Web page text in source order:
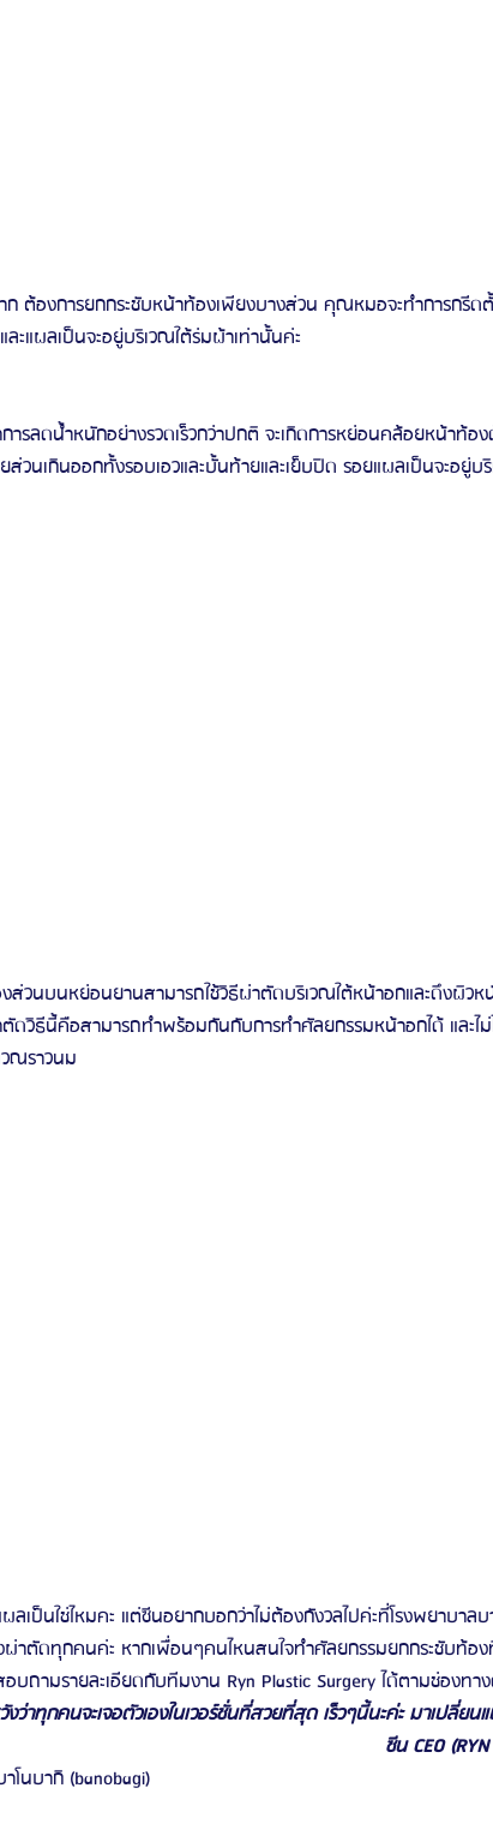
ต้องการยกกระชับหน้าท้องเพียงบางส่วน คุณหมอจะทำการกรีด
แผลเป็นจะอยู่บริเวณใต้ร่มผ้าเท่านั้นค่ะ
รลดน้ำหนักอย่างรวดเร็วกว่าปกติ จะเกิดการหย่อนคล้อยหน้าท้อ
นเกินออกทั้งรอบเอวและบั้นท้ายและเย็บปิด รอยแผลเป็นจะอยู่บริ
ส่วนบนหย่อนยานสามารถใช้วิธีผ่าตัดบริเวณใต้หน้าอกและดึงผิว
วิธีนี้คือสามารถทำพร้อมกันกับการทำศัลยกรรมหน้าอกได้ และไ
ณราวนม
ลเป็นใช่ไหมคะ แต่ซีนอยากบอกว่าไม่ต้องกังวลไปค่ะที่โรงพยาบาล
าตัดทุกคนค่ะ หากเพื่อนๆคนไหนสนใจทำศัลยกรรมยกกระชับท้อง
ถามรายละเอียดกับทีมงาน Ryn Plastic Surgery ได้ตามช่องทาง
งว่าทุกคนจะเจอตัวเองในเวอร์ชั่นที่สวยที่สุด เร็วๆนี้นะค่ะ มาเปลี่ยน
ซีน CEO
นบากิ (banobagi)